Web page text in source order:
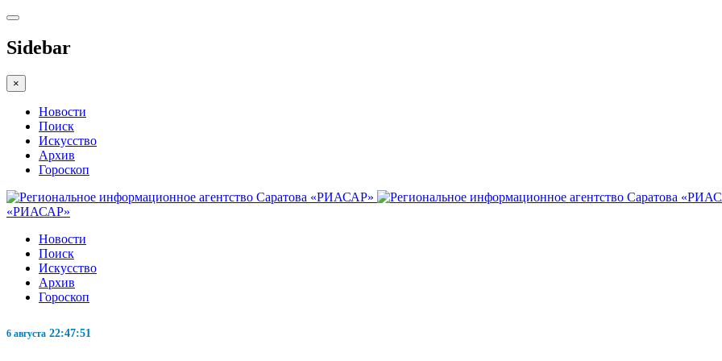
Sidebar
×
Новости
Поиск
Искусство
Архив
Гороскоп
«РИАСАР»
Новости
Поиск
Искусство
Архив
Гороскоп
6 августа 22:47:52